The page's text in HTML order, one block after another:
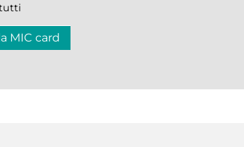
MIC card